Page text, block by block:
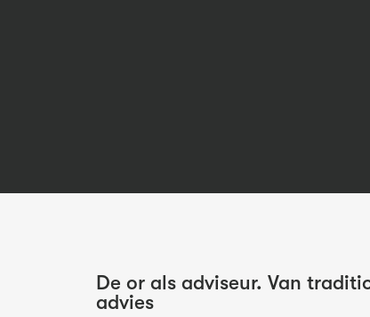
De or als adviseur. Van
advies